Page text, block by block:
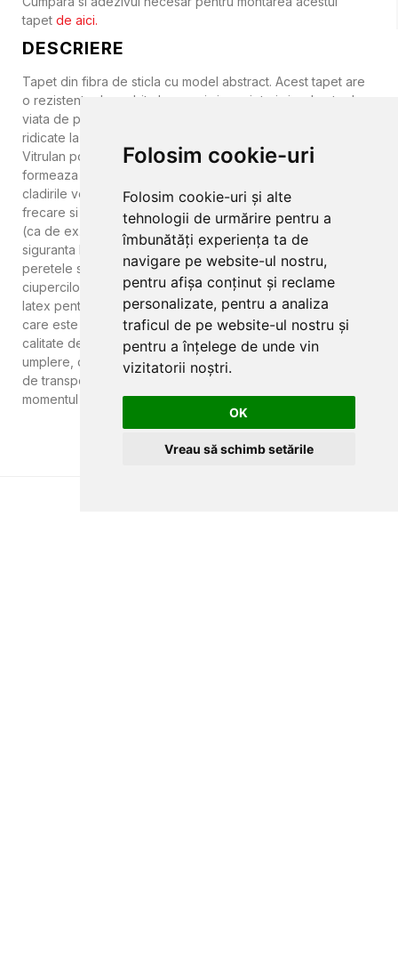
Folosim cookie-uri
Folosim cookie-uri și alte
tehnologii de urmărire pentru a
îmbunătăți experiența ta de
navigare pe website-ul nostru,
pentru afișa conținut și reclame
personalizate, pentru a analiza
traficul de pe website-ul nostru și
pentru a înțelege de unde vin
vizitatorii noștri.
OK
Vreau să schimb setările
DESCRIERE
Tapet din fibra de sticla cu model abstract. Acest tapet are
o rezistenta deosebita la socuri si zgarieturi si o durata de
viata de pana la 20 de ani. Datorita rezistentei extrem de
ridicate la tensiunile care apar in interiorul peretilor, tapetul
Vitrulan poate preveni aparitia crapaturilor care se
formeaza in cladirile noi si le camufleaza pe cele din
cladirile vechi. Tapetul din fibra de sticla este rezistent la
frecare si la solutiile agresive de curatare si dezinfectare
(ca de ex. cele folosite in spitale) si respecta normele de
siguranta la incendii stabilite la nivel european. Lasa
peretele sa respire si previne astfel aparitia mucegaiului si a
ciupercilor. Va recomandam sa folositi vopsea pe baza de
latex pentru finalizarea lucrarii si pentru a obtine un "sistem"
care este superlavabil. Nu utilizati vopsele lavabile de slaba
calitate deoarece acestea au un coeficient ridicat de
umplere, care poate duce la acoperirea modelului. Costul
de transport pentru acest produs va fi comunicat in
momentul primirii cererii de oferta sau a comenzii.
tapet de aici.